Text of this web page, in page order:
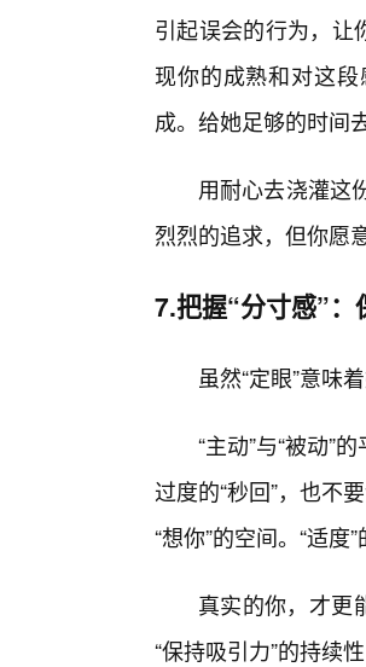
引起误会的行为，让
现你的成熟和对这
成。给她足够的时间
用耐心去浇灌这
烈烈的追求，但你愿
7.把握“分寸感”
虽然“定眼”意味
“主动”与“被动”
过度的“秒回”，也不
“想你”的空间。“适
真实的你，才更
“保持吸引力”的持续